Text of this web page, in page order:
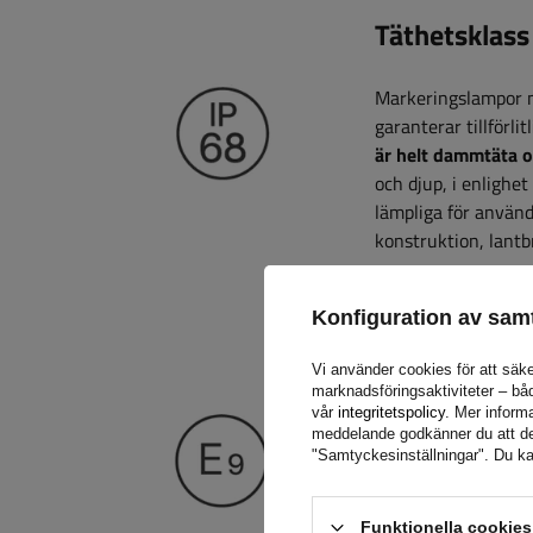
Täthetsklass
Markeringslampor
garanterar
är helt dammtäta
och djup, i
lämpliga för
konstruktion,
Markeringslyktor
ljuseffektivitet,
Konfiguration av
Vi använder cookies för att
marknadsföringsaktiviteter –
vår integritetspolicy. Mer
meddelande godkänner du att
"Samtyckesinställningar". Du
Funktionella